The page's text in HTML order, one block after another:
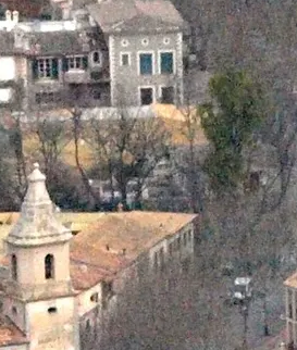
losrollen können) oder am
und einem Ersatzschlauch
in Ihrem Hotel oder in unserem